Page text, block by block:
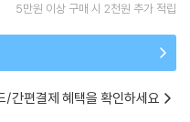
5만원 이상 구매 시 2천원 추가 적립
/간편결제 혜택을 확인하세요